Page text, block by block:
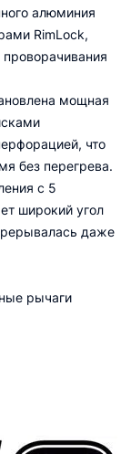
алюминия
RimLock,
мощная
что
без перегрева.
с 5
широкий угол
даже
рычаги